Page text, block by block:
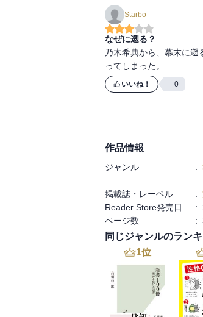
Starbo
なぜに遡る？
乃木希典から、幕末に
ってしまった。
いいね！ 0
作品情報
ジャンル :
掲載誌・レーベル :
Reader Store発売日
:
ページ数
:
同じジャンルのラン
1位